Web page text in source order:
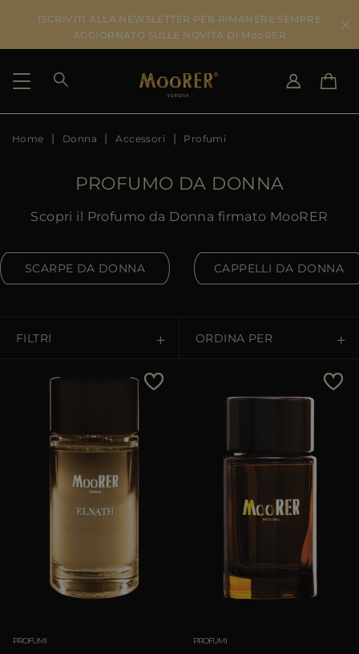
ISCRIVITI ALLA NEWSLETTER PER RIMANERE SEMPRE
AGGIORNATO SULLE NOVITÀ DI MooRER
PAESE DI SPEDIZIONE
DE
US
DK
FR
SELEZIONA LA LINGUA
IT
Home Donna Accessori Profumi
PROFUMO DA DONNA
Scopri il Profumo da Donna firmato MooRER
SCARPE DA DONNA CAPPELLI DA DONNA
FILTRI ORDINA PER
Prezzo Crescente
Più Venduti
Più Popolari
PROFUMI PROFUMI